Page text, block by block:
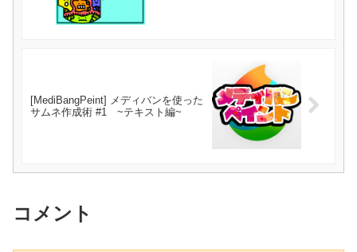
[MediBangPeint] メディバンを使った
サムネ作成術 #1 ~テキスト編~
コメント